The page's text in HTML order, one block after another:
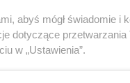
abyś mógł świadomie
dotyczące
w „Ustawienia”.